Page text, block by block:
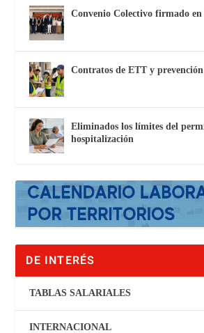
Convenio Colectivo firmado
Contratos de ETT y
Eliminados los límites del
hospitalización
DE INTERÉS
TABLAS SALARIALES
INTERNACIONAL